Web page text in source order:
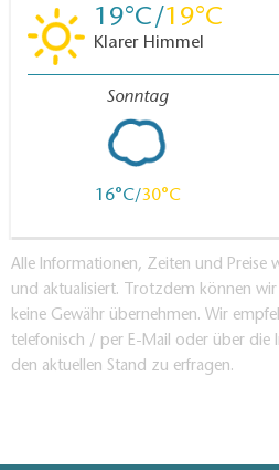
Verlag: Jübermann, ISBN-13:
Euro
19 19
Klarer Himmel
Sonntag
16 30
Alle Informationen, Zeiten und Preise
und aktualisiert. Trotzdem können
keine Gewähr übernehmen. Wir
telefonisch / per E-Mail oder über die
den aktuellen Stand zu erfragen.